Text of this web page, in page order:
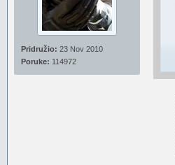
Pridružio: 23 Nov 2010
Poruke: 114972